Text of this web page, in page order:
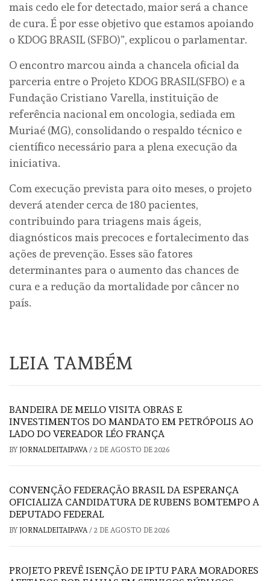
mais cedo ele for detectado, maior será a chance
de cura. É por esse objetivo que estamos apoiando
o KDOG BRASIL (SFBO)”, explicou o parlamentar.
O encontro marcou ainda a chancela oficial da
parceria entre o Projeto KDOG BRASIL(SFBO) e a
Fundação Cristiano Varella, instituição de
referência nacional em oncologia, sediada em
Muriaé (MG), consolidando o respaldo técnico e
científico necessário para a plena execução da
iniciativa.
Com execução prevista para oito meses, o projeto
deverá atender cerca de 180 pacientes,
contribuindo para triagens mais ágeis,
diagnósticos mais precoces e fortalecimento das
ações de prevenção. Esses são fatores
determinantes para o aumento das chances de
cura e a redução da mortalidade por câncer no
país.
LEIA TAMBÉM
BANDEIRA DE MELLO VISITA OBRAS E
INVESTIMENTOS DO MANDATO EM PETRÓPOLIS AO
LADO DO VEREADOR LÉO FRANÇA
BY JORNALDEITAIPAVA/ 2 DE AGOSTO DE 2026
CONVENÇÃO FEDERAÇÃO BRASIL DA ESPERANÇA
OFICIALIZA CANDIDATURA DE RUBENS BOMTEMPO A
DEPUTADO FEDERAL
BY JORNALDEITAIPAVA/ 2 DE AGOSTO DE 2026
PROJETO PREVÊ ISENÇÃO DE IPTU PARA MORADORES